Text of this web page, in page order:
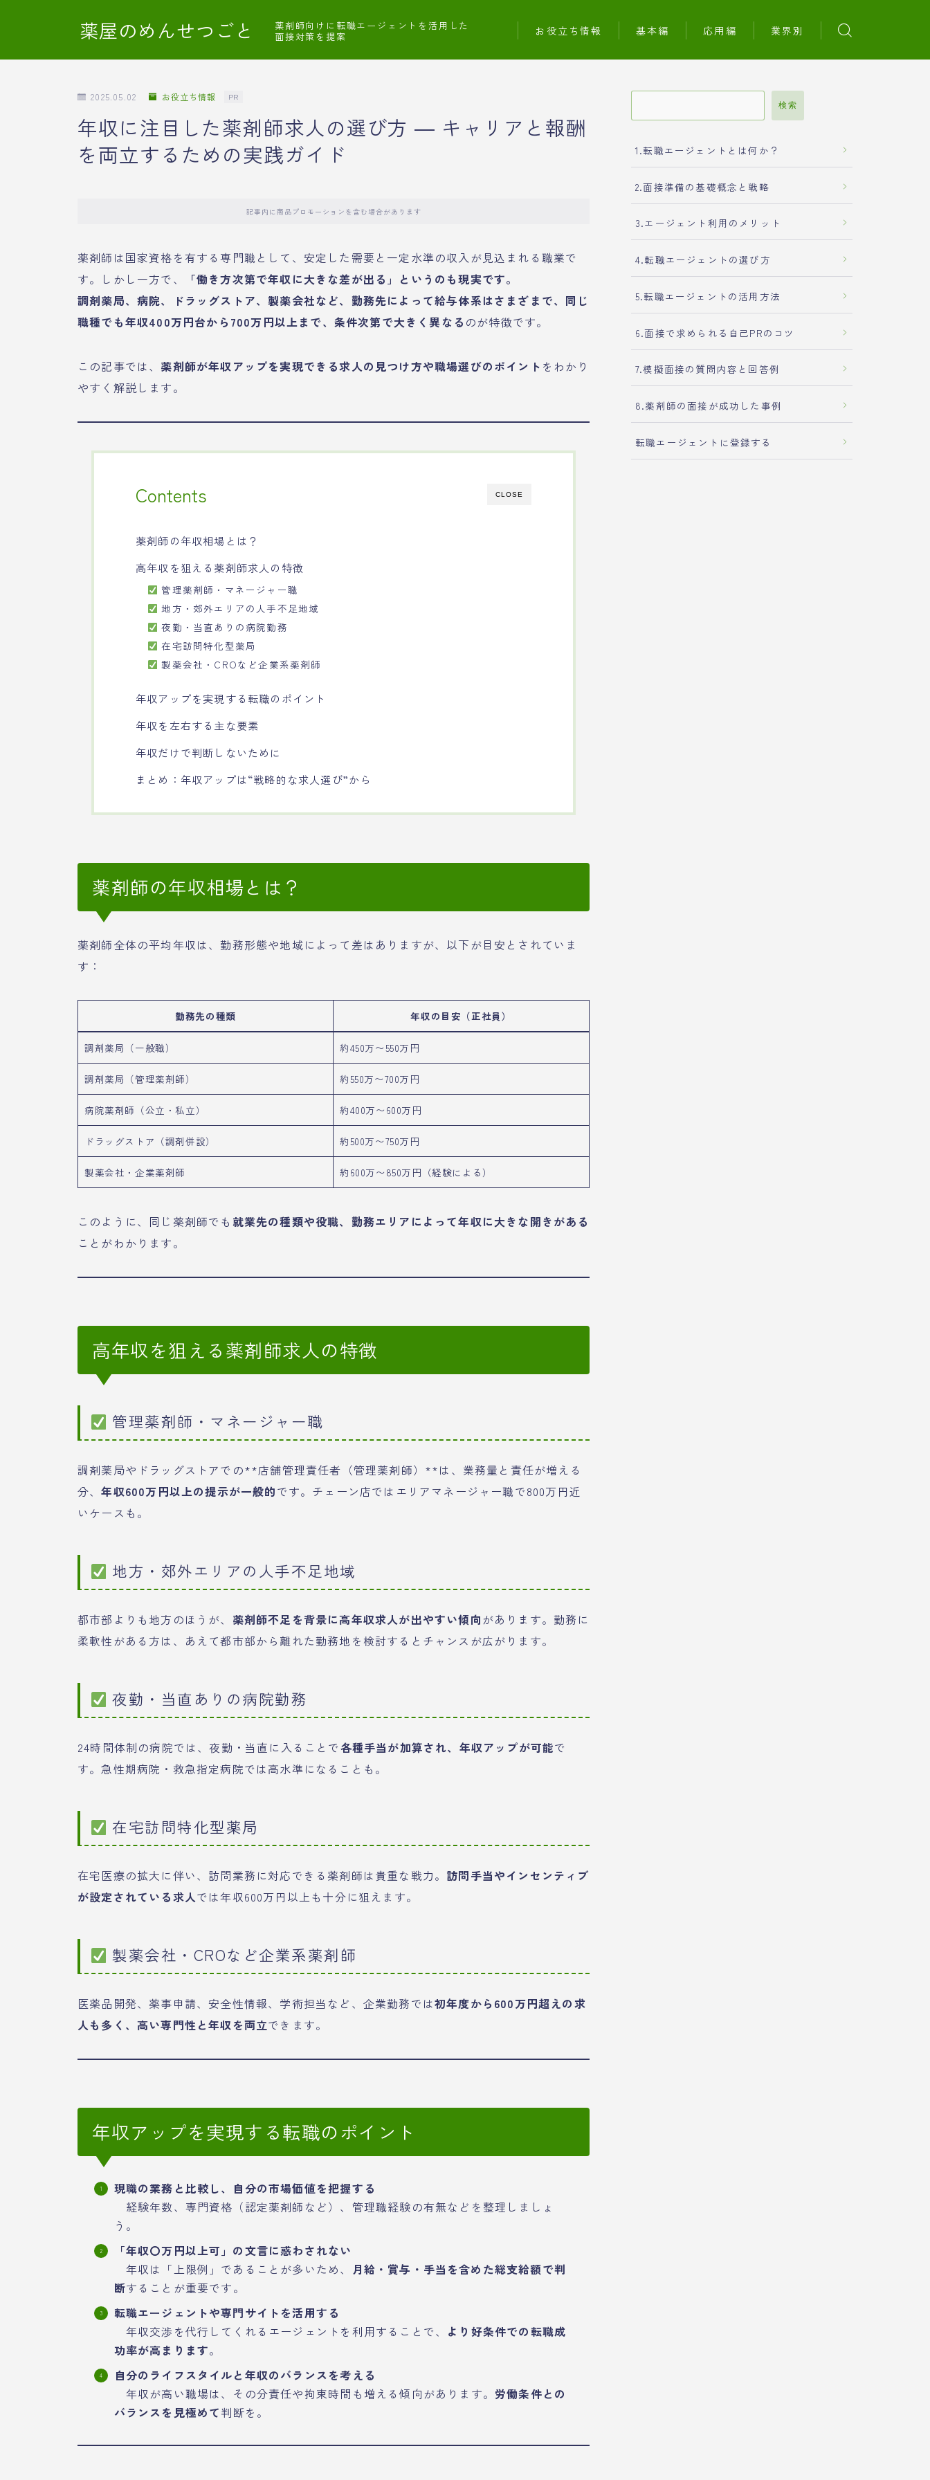
薬屋のめんせつごと
薬剤師向けに転職エージェントを活用した
面接対策を提案
お役立ち情報 基本編 応用編 業界別
2025.05.02 お役立ち情報 PR
年収に注目した薬剤師求人の選び方 ― キャリアと報酬
を両立するための実践ガイド
記事内に商品プロモーションを含む場合があります
薬剤師は国家資格を有する専門職として、安定した需要と一定水準の収入が見込まれる職業で
す。しかし一方で、
「働き方次第で年収に大きな差が出る」というのも現実です。
調剤薬局、病院、ドラッグストア、製薬会社など、勤務先によって給与体系はさまざまで、同じ
職種でも年収400万円台から700万円以上まで、条件次第で大きく異なる のが特徴です。
この記事では、 薬剤師が年収アップを実現できる求人の見つけ方や職場選びのポイント をわかり
やすく解説します。
CLOSE
Contents
薬剤師の年収相場とは？
高年収を狙える薬剤師求人の特徴
管理薬剤師・マネージャー職
地方・郊外エリアの人手不足地域
夜勤・当直ありの病院勤務
在宅訪問特化型薬局
製薬会社・CROなど企業系薬剤師
年収アップを実現する転職のポイント
年収を左右する主な要素
年収だけで判断しないために
まとめ：年収アップは“戦略的な求人選び”から
薬剤師の年収相場とは？
薬剤師全体の平均年収は、勤務形態や地域によって差はありますが、以下が目安とされていま
す：
勤務先の種類 年収の目安（正社員）
調剤薬局（一般職） 約450万〜550万円
調剤薬局（管理薬剤師） 約550万〜700万円
病院薬剤師（公立・私立） 約400万〜600万円
ドラッグストア（調剤併設） 約500万〜750万円
製薬会社・企業薬剤師 約600万〜850万円（経験による）
このように、同じ薬剤師でも 就業先の種類や役職、勤務エリアによって年収に大きな開きがある
ことがわかります。
高年収を狙える薬剤師求人の特徴
管理薬剤師・マネージャー職
調剤薬局やドラッグストアでの**店舗管理責任者（管理薬剤師）**は、業務量と責任が増える
分、年収600万円以上の提示が一般的です。チェーン店ではエリアマネージャー職で800万円近
いケースも。
地方・郊外エリアの人手不足地域
都市部よりも地方のほうが、 薬剤師不足を背景に高年収求人が出やすい傾向があります。勤務に
柔軟性がある方は、あえて都市部から離れた勤務地を検討するとチャンスが広がります。
夜勤・当直ありの病院勤務
24時間体制の病院では、夜勤・当直に入ることで各種手当が加算され、年収アップが可能で
す。急性期病院・救急指定病院では高水準になることも。
在宅訪問特化型薬局
在宅医療の拡大に伴い、訪問業務に対応できる薬剤師は貴重な戦力。 訪問手当やインセンティブ
が設定されている求人では年収600万円以上も十分に狙えます。
製薬会社・CROなど企業系薬剤師
医薬品開発、薬事申請、安全性情報、学術担当など、企業勤務では初年度から600万円超えの求
人も多く、高い専門性と年収を両立できます。
年収アップを実現する転職のポイント
現職の業務と比較し、自分の市場価値を把握する
経験年数、専門資格（認定薬剤師など）、管理職経験の有無などを整理しましょ
う。
「年収〇万円以上可」の文言に惑わされない
年収は「上限例」であることが多いため、 月給・賞与・手当を含めた総支給額で判
断することが重要です。
転職エージェントや専門サイトを活用する
年収交渉を代行してくれるエージェントを利用することで、 より好条件での転職成
功率が高まります。
自分のライフスタイルと年収のバランスを考える
年収が高い職場は、その分責任や拘束時間も増える傾向があります。 労働条件との
バランスを見極めて判断を。
検索
1.転職エージェントとは何か？
2.面接準備の基礎概念と戦略
3.エージェント利用のメリット
4.転職エージェントの選び方
5.転職エージェントの活用方法
6.面接で求められる自己PRのコツ
7.模擬面接の質問内容と回答例
8.薬剤師の面接が成功した事例
転職エージェントに登録する